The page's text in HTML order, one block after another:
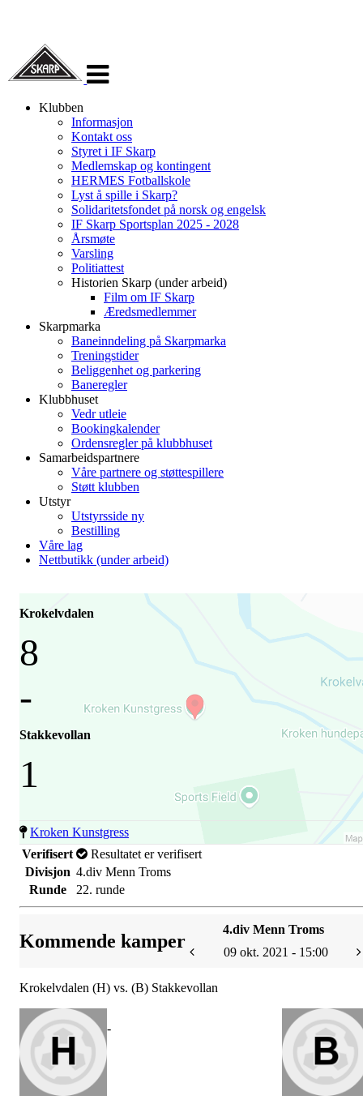
navigasjon
Klubben
Informasjon
Kontakt oss
Styret i IF Skarp
Medlemskap og kontingent
HERMES Fotballskole
Lyst å spille i Skarp?
Solidaritetsfondet på norsk og engelsk
IF Skarp Sportsplan 2025 - 2028
Årsmøte
Varsling
Politiattest
Historien Skarp (under arbeid)
Film om IF Skarp
Æredsmedlemmer
Skarpmarka
Baneinndeling på Skarpmarka
Treningstider
Beliggenhet og parkering
Baneregler
Klubbhuset
Vedr utleie
Bookingkalender
Ordensregler på klubbhuset
Samarbeidspartnere
Våre partnere og støttespillere
Støtt klubben
Utstyr
Utstyrsside ny
Bestilling
Våre lag
Nettbutikk (under arbeid)
Krokelvdalen
8
-
Stakkevollan
1
Kroken Kunstgress
Verifisert
Resultatet er verifisert
Divisjon 4.div Menn Troms
Runde
22. runde
Kommende kamper
4.div Menn Troms
09 okt. 2021 - 15:00
Krokelvdalen (H) vs. (B) Stakkevollan
-